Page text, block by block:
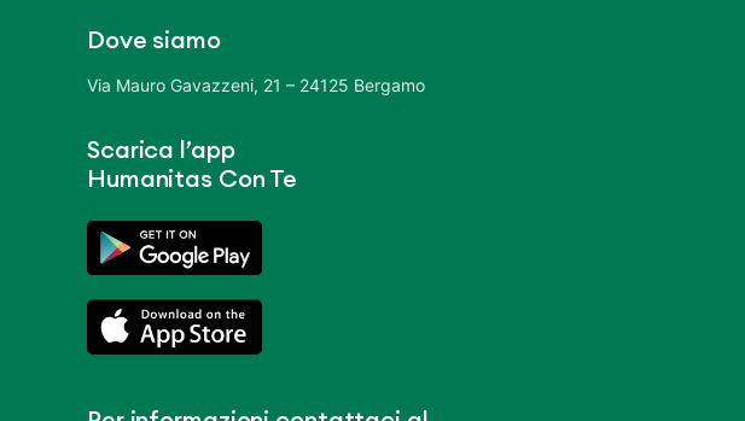
Dove siamo
Via Mauro Gavazzeni, 21 – 24125 Bergamo
Scarica l’app
Humanitas Con Te